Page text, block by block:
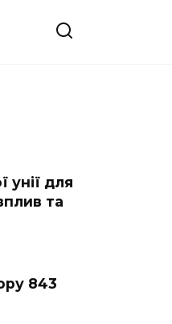
унії для
та
843